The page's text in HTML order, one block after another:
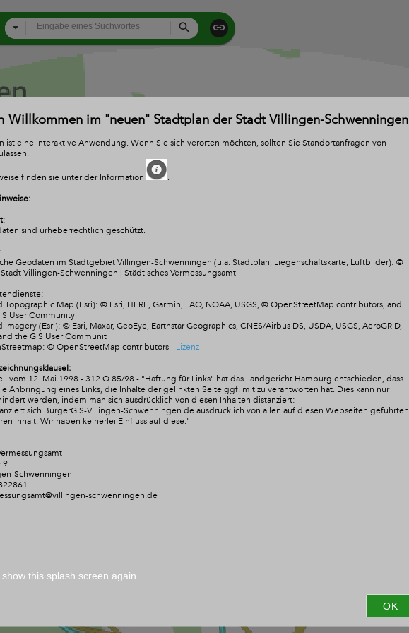
Search
Willkommen im "neuen" Stadtplan der Stadt Villingen-Schwenningen
ist eine interaktive Anwendung. Wenn Sie sich verorten möchten, sollten Sie Standortanfragen von
finden sie unter der Information
.
:
sind urheberrechtlich geschützt.
Geodaten im Stadtgebiet Villingen-Schwenningen (u.a. Stadtplan, Liegenschaftskarte, Luftbilder): ©
Villingen-Schwenningen | Städtisches Vermessungsamt
Topographic Map (Esri): © Esri, HERE, Garmin, FAO, NOAA, USGS, © OpenStreetMap contributors, and
User Community
Imagery (Esri): © Esri, Maxar, GeoEye, Earthstar Geographics, CNES/Airbus DS, USDA, USGS, AeroGRID,
the GIS User Communit
© OpenStreetMap contributors - Lizenz
vom 12. Mai 1998 - 312 O 85/98 - "Haftung für Links" hat das Landgericht Hamburg entschieden, dass
Anbringung eines Links, die Inhalte der gelinkten Seite ggf. mit zu verantworten hat. Dies kann nur
werden, indem man sich ausdrücklich von diesen Inhalten distanziert:
sich BürgerGIS-Villingen-Schwenningen.de ausdrücklich von allen auf diesen Webseiten geführten
Inhalt. Wirhaben keinerlei Einfluss auf diese."
9
Schwenningen
schwenningen.de
show this splash screen again.
OK